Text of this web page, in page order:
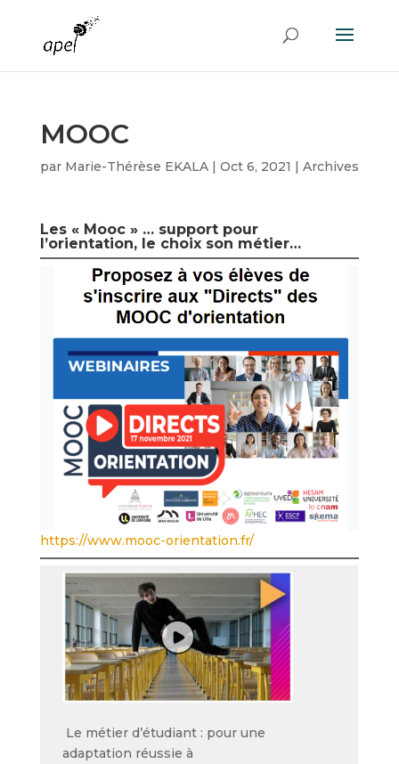
MOOC
par Marie-Thérèse EKALA| Oct 6, 2021 | Archives
Les « Mooc » … support pour
l’orientation, le choix son métier…
https://www.mooc-orientation.fr/
Le métier d’étudiant : pour une
adaptation réussie à